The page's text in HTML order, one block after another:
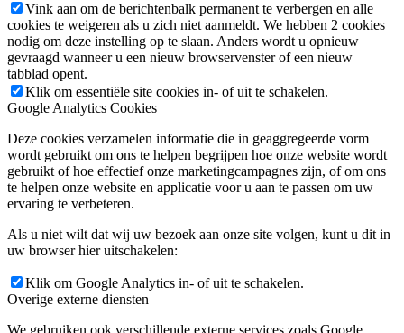
Vink aan om de berichtenbalk permanent te verbergen en alle
cookies te weigeren als u zich niet aanmeldt. We hebben 2 cookies
nodig om deze instelling op te slaan. Anders wordt u opnieuw
gevraagd wanneer u een nieuw browservenster of een nieuw
tabblad opent.
Klik om essentiële site cookies in- of uit te schakelen.
Google Analytics Cookies
Deze cookies verzamelen informatie die in geaggregeerde vorm
wordt gebruikt om ons te helpen begrijpen hoe onze website wordt
gebruikt of hoe effectief onze marketingcampagnes zijn, of om ons
te helpen onze website en applicatie voor u aan te passen om uw
ervaring te verbeteren.
Als u niet wilt dat wij uw bezoek aan onze site volgen, kunt u dit in
uw browser hier uitschakelen:
Klik om Google Analytics in- of uit te schakelen.
Overige externe diensten